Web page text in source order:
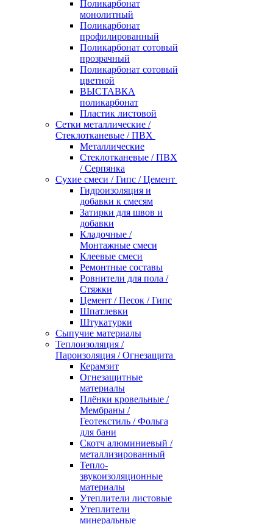
Поликарбонат
монолитный
Поликарбонат
профилированный
Поликарбонат сотовый
прозрачный
Поликарбонат сотовый
цветной
ВЫСТАВКА
поликарбонат
Пластик листовой
Сетки металлические /
Стеклотканевые / ПВХ
Металлические
Стеклотканевые / ПВХ
/ Серпянка
Сухие смеси / Гипс / Цемент
Гидроизоляция и
добавки к смесям
Затирки для швов и
добавки
Кладочные /
Монтажные смеси
Клеевые смеси
Ремонтные составы
Ровнители для пола /
Стяжки
Цемент / Песок / Гипс
Шпатлевки
Штукатурки
Сыпучие материалы
Теплоизоляция /
Пароизоляция / Огнезащита
Керамзит
Огнезащитные
материалы
Плёнки кровельные /
Мембраны /
Геотекстиль / Фольга
для бани
Скотч алюминиевый /
металлизированный
Тепло-
звукоизоляционные
материалы
Утеплители листовые
Утеплители
минеральные